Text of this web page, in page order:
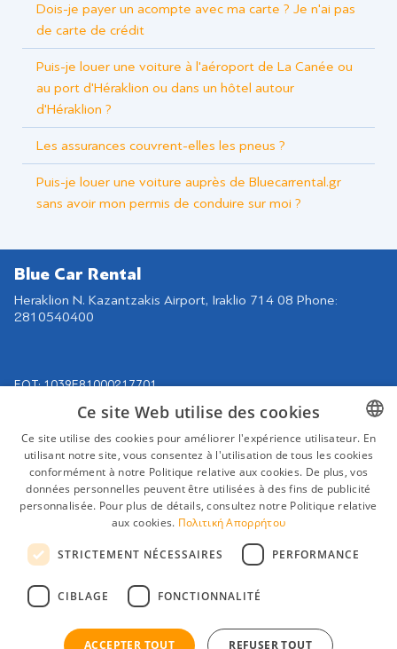
Dois-je payer un acompte avec ma carte ? Je n'ai pas
de carte de crédit
Puis-je louer une voiture à l'aéroport de La Canée ou
au port d'Héraklion ou dans un hôtel autour
d'Héraklion ?
Les assurances couvrent-elles les pneus ?
Puis-je louer une voiture auprès de Bluecarrental.gr
sans avoir mon permis de conduire sur moi ?
Blue Car Rental
Heraklion N. Kazantzakis Airport, Iraklio 714 08 Phone:
2810540400
EOT: 1039Ε81000217701
Navigation
Nos voitures
Contrat de location
Destinations
Conditions de location
FAQ
Contact
Conditions générales
d'utilisation
Retrouvez-nous sur
GREEK
ENGLISH
Ce site Web utilise des cookies
Ce site utilise des cookies pour améliorer l'expérience utilisateur. En
utilisant notre site, vous consentez à l'utilisation de tous les cookies
conformément à notre Politique relative aux cookies. De plus, vos
données personnelles peuvent être utilisées à des fins de publicité
personnalisée. Pour plus de détails, consultez notre Politique relative
aux cookies. Πολιτική Απορρήτου
STRICTEMENT NÉCESSAIRES PERFORMANCE
CIBLAGE FONCTIONNALITÉ
ACCEPTER TOUT REFUSER TOUT